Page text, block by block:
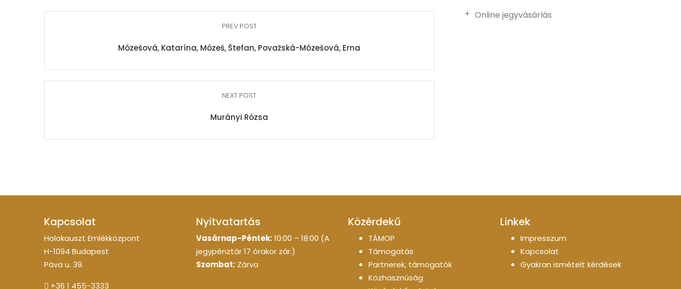
PREV POST
Mózešová, Katarína, Mózeš, Štefan, Považská-Mózešová, Erna
NEXT POST
Murányi Rózsa
Online jegyvásárlás
Kapcsolat
Holokauszt Emlékközpont
H-1094 Budapest
Páva u. 39.
+36 1 455-3333
Nyitvatartás
Vasárnap-Péntek:10:00 – 18:00 (A
jegypénztár 17 órakor zár.)
Szombat: Zárva
Közérdekű
TÁMOP
Támogatás
Partnerek, támogatók
Közhasznúság
Linkek
Impresszum
Kapcsolat
Gyakran ismételt kérdések